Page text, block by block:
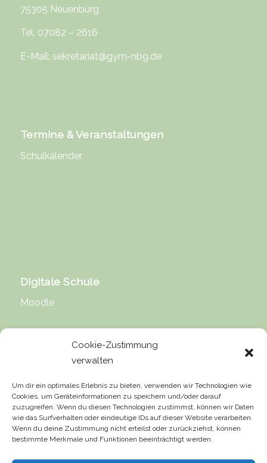
Cookie-Zustimmung
verwalten
Um dir ein optimales Erlebnis zu bieten, verwenden wir Technologien wie
Cookies, um Geräteinformationen zu speichern und/oder darauf
zuzugreifen. Wenn du diesen Technologien zustimmst, können wir Daten
wie das Surfverhalten oder eindeutige IDs auf dieser Website verarbeiten.
Wenn du deine Zustimmung nicht erteilst oder zurückziehst, können
bestimmte Merkmale und Funktionen beeinträchtigt werden.
75305 Neuenbürg
Tel. 07082 – 2616
E-Mail: sekretariat@gym-nbg.de
Termine & Veranstaltungen
Schulkalender
Digitale Schule
Moodle
Rechtliche Hinweise
Impressum
Datenschutz